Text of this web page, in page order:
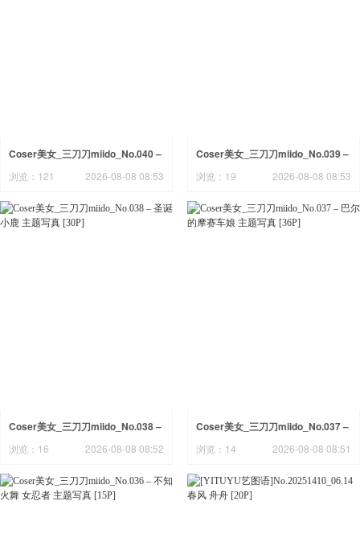
Coser美女_三刀刀miido_No.040 –
史尔特尔 主题写真 [9P]
浏览：121 2026-08-08 08:53
Coser美女_三刀刀miido_No.039 –
蔚蓝档案 一之濑明日奈 女仆 [26P]
浏览：19 2026-08-08 08:53
Coser美女_三刀刀miido_No.038 –
圣诞小鹿 主题写真 [30P]
浏览：16 2026-08-08 08:52
Coser美女_三刀刀miido_No.037 –
巴尔的摩赛车娘 主题写真 [36P]
浏览：14 2026-08-08 08:51